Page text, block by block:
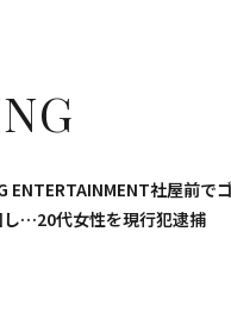
ENTERTAINMENT社屋前で
し…20代女性を現行犯逮捕